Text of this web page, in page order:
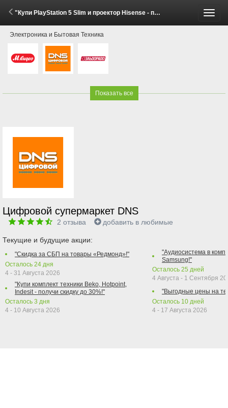
"Купи PlayStation 5 Slim и проектор Hisense - получи скидку!" (7 Мая - 7 Июня 2026)
Электроника и Бытовая Техника
Показать все
Цифровой супермаркет DNS
2 отзыва добавить в любимые
Текущие и будущие акции:
"Скидка за СБП на товары «Редмонд»!"
Осталось 24 дня
4 - 31 Августа 2026
"Купи комплект техники Beko, Hotpoint,
Indesit - получи скидку до 30%!"
Осталось 3 дня
4 - 10 Августа 2026
"Аудиосистема в
Samsung!"
Осталось 25 дней
4 Августа - 1 Сентября
"Выгодные цены на
Осталось 10 дней
4 - 17 Августа 2026